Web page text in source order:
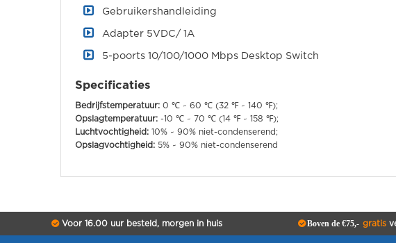
Gebruikershandleiding
Adapter 5VDC/ 1A
5-poorts 10/100/1000 Mbps Desktop Switch
Specificaties
Bedrijfstemperatuur: 0 ℃ ~ 60 ℃ (32 ℉ ~ 140 ℉);
Opslagtemperatuur: -10 ℃ ~ 70 ℃ (14 ℉ ~ 158 ℉);
Luchtvochtigheid: 10% ~ 90% niet-condenserend;
Opslagvochtigheid: 5% ~ 90% niet-condenserend
Voor 16.00 uur besteld, morgen in huis Boven de €75,- gratis